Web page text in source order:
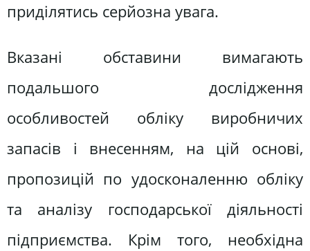
приділятись серйозна увага.
Вказані обставини вимагають
подальшого дослідження
особливостей обліку виробничих
запасів і внесенням, на цій основі,
пропозицій по удосконаленню обліку
та аналізу господарської діяльності
підприємства. Крім того, необхідна